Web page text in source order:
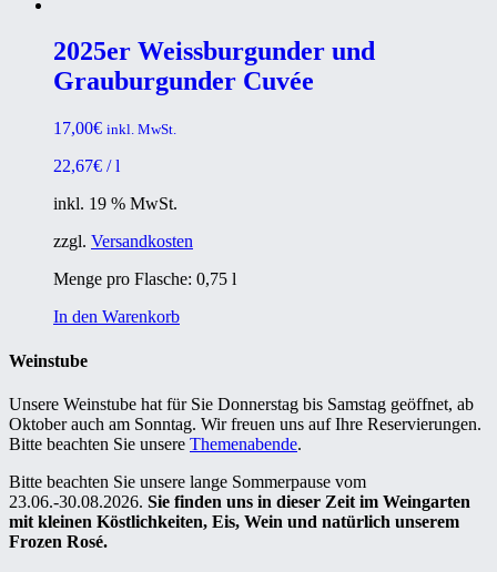
2025er Weissburgunder und
Grauburgunder Cuvée
17,00€ inkl. MwSt.
22,67€ /l
inkl. 19 % MwSt.
zzgl. Versandkosten
Menge pro Flasche: 0,75 l
In den Warenkorb
Weinstube
Unsere Weinstube hat für Sie Donnerstag bis Samstag geöffnet, ab
Oktober auch am Sonntag. Wir freuen uns auf Ihre Reservierungen.
Bitte beachten Sie unsere Themenabende.
Bitte beachten Sie unsere lange Sommerpause vom
23.06.-30.08.2026. Sie finden uns in dieser Zeit im Weingarten
mit kleinen Köstlichkeiten, Eis, Wein und natürlich unserem
Frozen Rosé.